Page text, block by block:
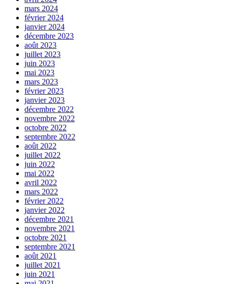
mars 2024
février 2024
janvier 2024
décembre 2023
août 2023
juillet 2023
juin 2023
mai 2023
mars 2023
février 2023
janvier 2023
décembre 2022
novembre 2022
octobre 2022
septembre 2022
août 2022
juillet 2022
juin 2022
mai 2022
avril 2022
mars 2022
février 2022
janvier 2022
décembre 2021
novembre 2021
octobre 2021
septembre 2021
août 2021
juillet 2021
juin 2021